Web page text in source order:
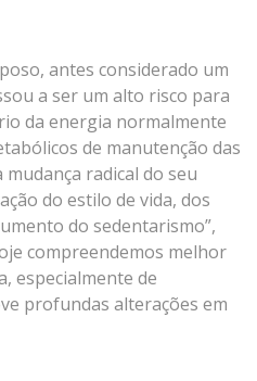
antes considerado um
a ser um alto risco para
da energia normalmente
de manutenção das
radical do seu
do estilo de vida, dos
do sedentarismo”,
compreendemos melhor
especialmente de
profundas alterações em